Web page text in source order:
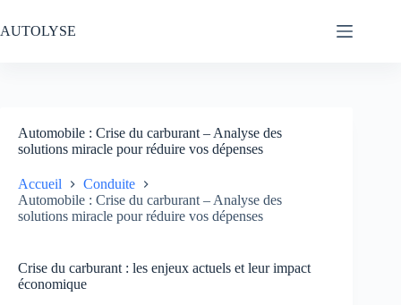
au
contenu
AUTOLYSE
Automobile : Crise du carburant – Analyse des
solutions miracle pour réduire vos dépenses
Accueil
Conduite
Automobile : Crise du carburant – Analyse des
solutions miracle pour réduire vos dépenses
Crise du carburant : les enjeux actuels et leur impact
économique